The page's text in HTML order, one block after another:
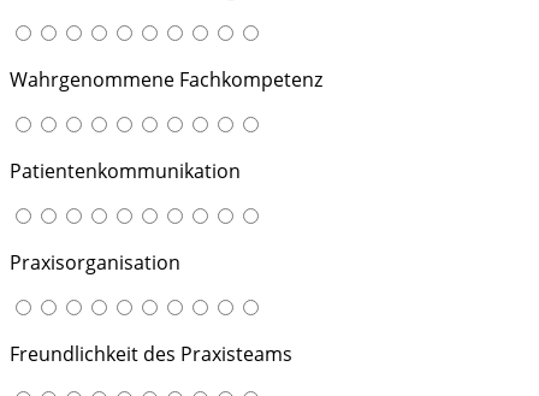
Wahrgenommene Fachkompetenz
Patientenkommunikation
Praxisorganisation
Freundlichkeit des Praxisteams